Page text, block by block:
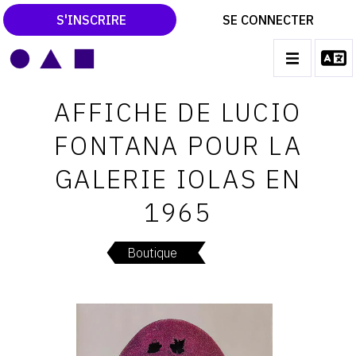
S'INSCRIRE SE CONNECTER
navigation
CATALOGUES RAISONNÉS
LES EXPOSITIONS
LES VERNISSAGES
ARCHIVES DES EXPOSITIONS
ACTUALITÉS DU MONDE DE L'ART
AFFICHE DE LUCIO
FONTANA POUR LA
GALERIE IOLAS EN
1965
Boutique